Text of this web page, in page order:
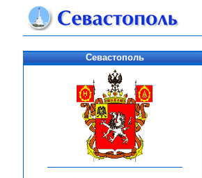
Севастополь